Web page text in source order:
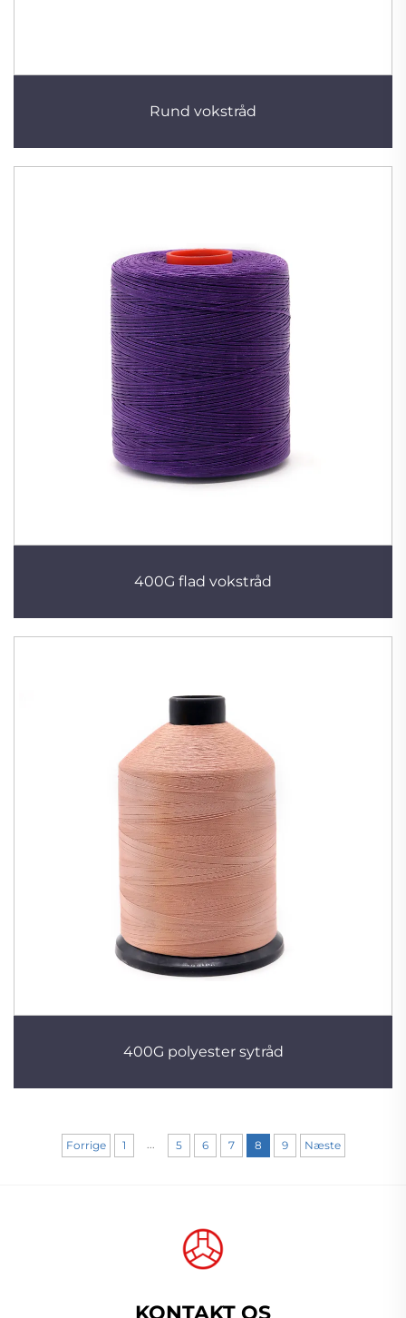
Rund vokstråd
400G flad vokstråd
400G polyester sytråd
Forrige 1 ... 5 6 7 8 9 Næste